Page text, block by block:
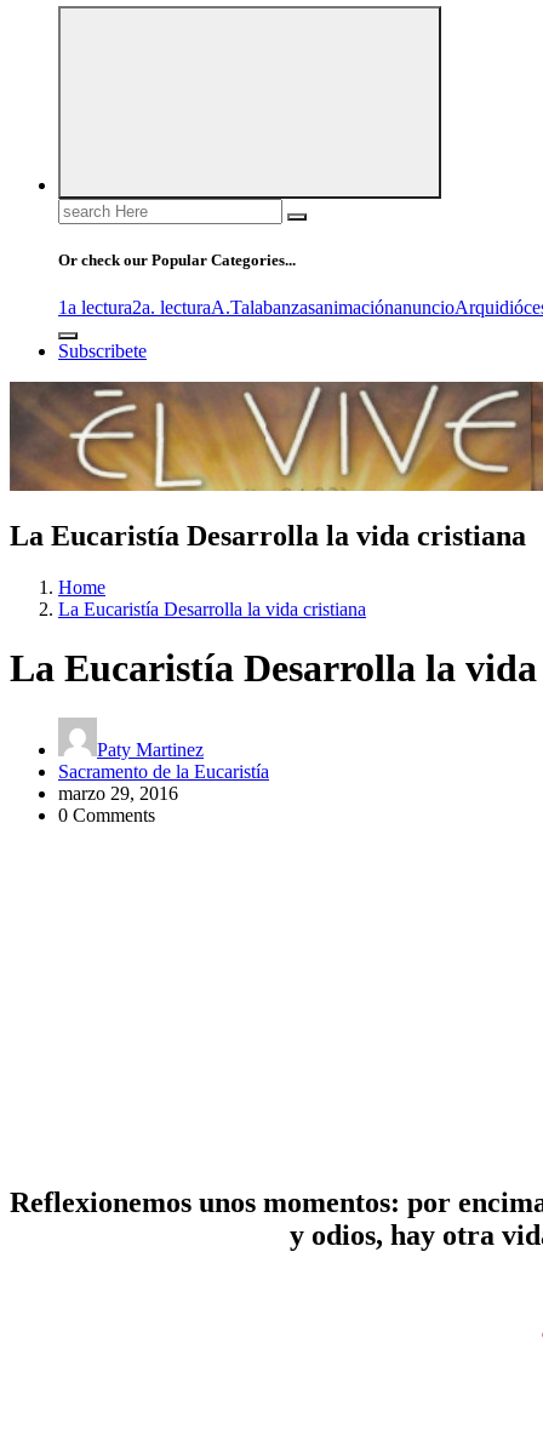
Search
for:
Or check our Popular Categories...
1a lectura2a. lecturaA.Talabanzasanimaciónanuncio
Subscribete
La Eucaristía Desarrolla la vida cristiana
Home
La Eucaristía Desarrolla la vida cristiana
La Eucaristía Desarrolla la
Paty Martinez
Sacramento de la Eucaristía
marzo 29, 2016
0 Comments
Reflexionemos unos momentos: por
y odios, hay otra